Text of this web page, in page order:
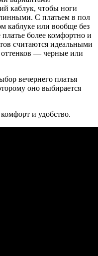
каблук, чтобы ноги
С платьем в пол
каблуке или вообще без
более комфортно и
считаются идеальными
оттенков — черные или
вечернего платья
оно выбирается
и удобство.